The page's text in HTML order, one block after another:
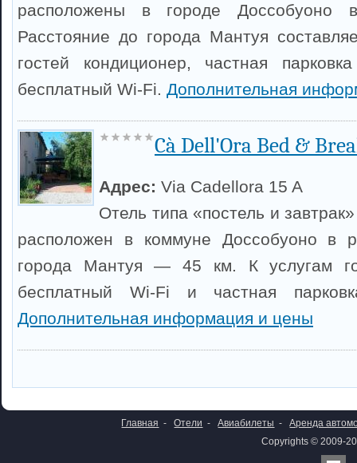
расположены в городе Доссобуоно
Расстояние до города Мантуя
гостей кондиционер, частная
бесплатный Wi-Fi. Дополнительная
Cà Dell'Ora Bed &
Адрес: Via Cadellora 15 A
Отель типа «постель и
расположен в коммуне Доссобуоно в
города Мантуя — 45 км. К услугам
бесплатный Wi-Fi и частная
Дополнительная информация и цены
Главная - Отели - Авиабилеты -
Аренда
Copyrights © 2009-